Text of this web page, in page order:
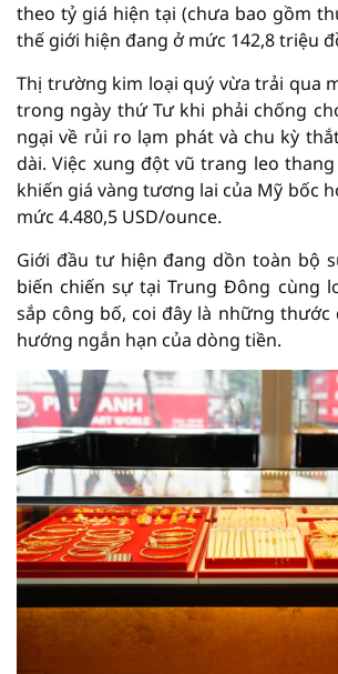
theo tỷ giá hiện tại (chưa bao gồm
thế giới hiện đang ở mức 142,8 triệu
Thị trường kim loại quý vừa trải qua
trong ngày thứ Tư khi phải chống
ngại về rủi ro lạm phát và chu kỳ
dài. Việc xung đột vũ trang leo
khiến giá vàng tương lai của Mỹ bốc
mức 4.480,5 USD/ounce.
Giới đầu tư hiện đang dồn toàn bộ
biến chiến sự tại Trung Đông cùng
sắp công bố, coi đây là những thước
hướng ngắn hạn của dòng tiền.